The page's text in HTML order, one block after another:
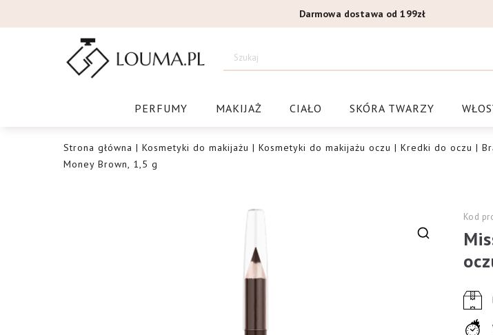
do
Darmowa dostawa od 199zł
Drogeria Louma.pl
PERFUMY MAKIJAŻ CIAŁO SKÓRA TWARZY
Strona główna | Kosmetyki do makijażu | Kosmetyki do makijażu oczu | Kredki do oczu |
Money Brown, 1,5 g
Kod